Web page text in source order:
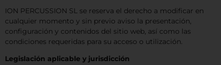
ION PERCUSSION SL se reserva el derecho a modificar en
cualquier momento y sin previo aviso la presentación,
configuración y contenidos del sitio web, así como las
condiciones requeridas para su acceso o utilización.
Legislación aplicable y jurisdicción